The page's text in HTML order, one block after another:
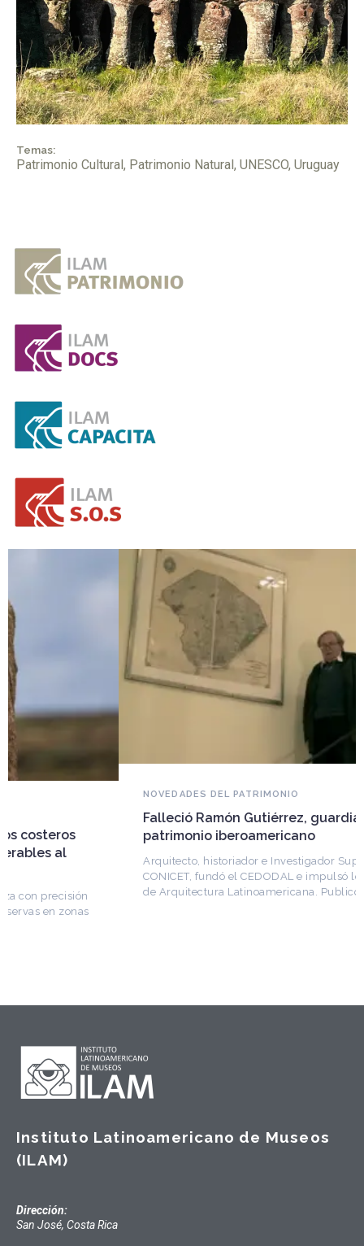
Temas:
Patrimonio Cultural, Patrimonio Natural, UNESCO, Uruguay
NOVEDADES DEL PATRIMONIO
Falleció Ramón Gutiérrez, guardián del
patrimonio iberoamericano
Arquitecto, historiador e Investigador Superior del
CONICET, fundó el CEDODAL e impulsó los Seminarios
de Arquitectura Latinoamericana. Publicó más de
Instituto Latinoamericano de Museos
(ILAM)
Dirección:
San José, Costa Rica